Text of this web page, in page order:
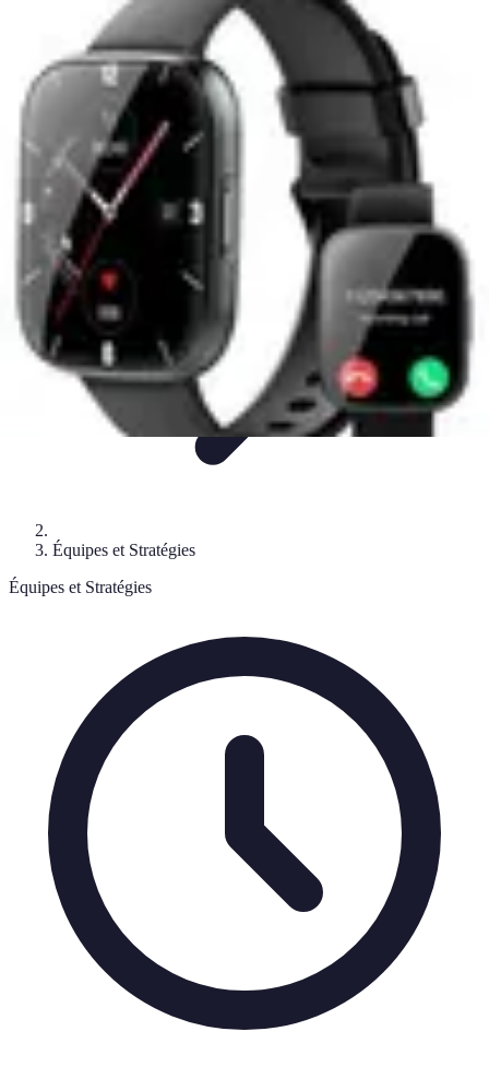
Stratégie de CourseTechnologie Guides DivertissementCircuits
Univers F1
Équipes et Stratégies
Équipes et Stratégies